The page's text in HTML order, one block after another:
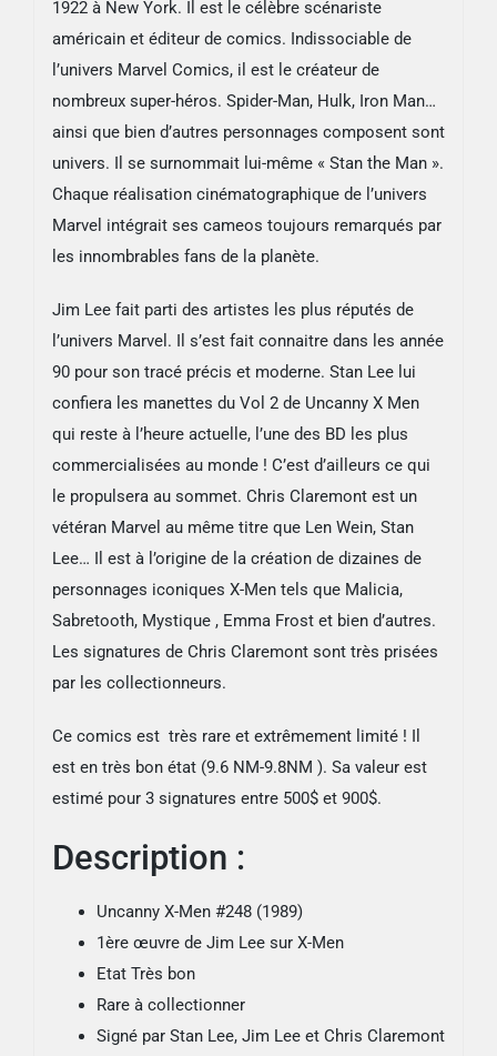
1922 à New York. Il est le célèbre scénariste
américain et éditeur de comics. Indissociable de
l’univers Marvel Comics, il est le créateur de
nombreux super-héros. Spider-Man, Hulk, Iron Man…
ainsi que bien d’autres personnages composent sont
univers. Il se surnommait lui-même « Stan the Man ».
Chaque réalisation cinématographique de l’univers
Marvel intégrait ses cameos toujours remarqués par
les innombrables fans de la planète.
Jim Lee fait parti des artistes les plus réputés de
l’univers Marvel. Il s’est fait connaitre dans les année
90 pour son tracé précis et moderne. Stan Lee lui
confiera les manettes du Vol 2 de Uncanny X Men
qui reste à l’heure actuelle, l’une des BD les plus
commercialisées au monde ! C’est d’ailleurs ce qui
le propulsera au sommet. Chris Claremont est un
vétéran Marvel au même titre que Len Wein, Stan
Lee… Il est à l’origine de la création de dizaines de
personnages iconiques X-Men tels que Malicia,
Sabretooth, Mystique , Emma Frost et bien d’autres.
Les signatures de Chris Claremont sont très prisées
par les collectionneurs.
Ce comics est très rare et extrêmement limité ! Il
est en très bon état (9.6 NM-9.8NM ). Sa valeur est
estimé pour 3 signatures entre 500$ et 900$.
Description :
Uncanny X-Men #248 (1989)
1ère œuvre de Jim Lee sur X-Men
Etat Très bon
Rare à collectionner
Signé par Stan Lee, Jim Lee et Chris Claremont